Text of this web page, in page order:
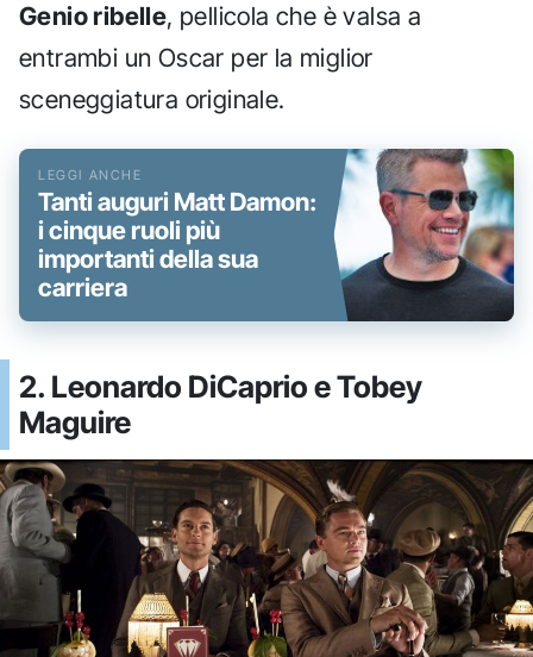
Genio ribelle, pellicola che è valsa a
entrambi un Oscar per la miglior
sceneggiatura originale.
Tanti auguri Matt Damon:
i cinque ruoli più
importanti della sua
carriera
2. Leonardo DiCaprio e Tobey
Maguire